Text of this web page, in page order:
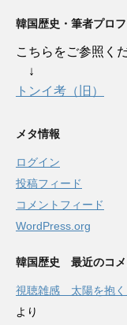
韓国歴史・筆者プロ
こちらをご参照く
↓
トンイ考（旧）
メタ情報
ログイン
投稿フィード
コメントフィード
WordPress.org
韓国歴史 最近のコメ
視聴雑感 太陽を抱く
より